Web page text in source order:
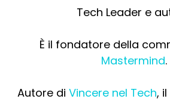
Tech Leader e
È il fondatore della
Mastermind.
Autore di Vincere nel Tech,